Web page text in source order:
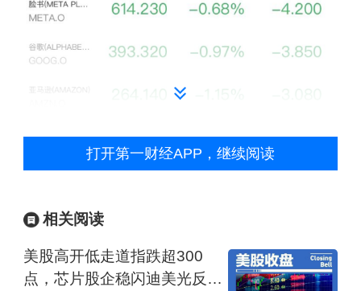
个股方面，费城半导体指数重挫超4%，
AI概念股普遍走弱。AMD、英特尔跌超
打开第一财经APP，继续阅读
相关阅读
美股高开低走道指跌超300
点，芯片股企稳闪迪美光反